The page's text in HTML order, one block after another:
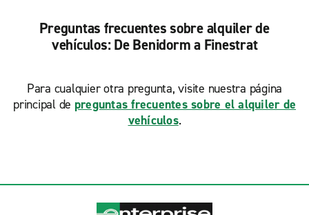
Preguntas frecuentes sobre alquiler de
vehículos: De Benidorm a Finestrat
Para cualquier otra pregunta, visite nuestra página
principal de preguntas frecuentes sobre el alquiler de
vehículos.